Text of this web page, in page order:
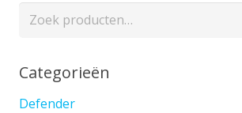
Zoeken
Categorieën
Defender